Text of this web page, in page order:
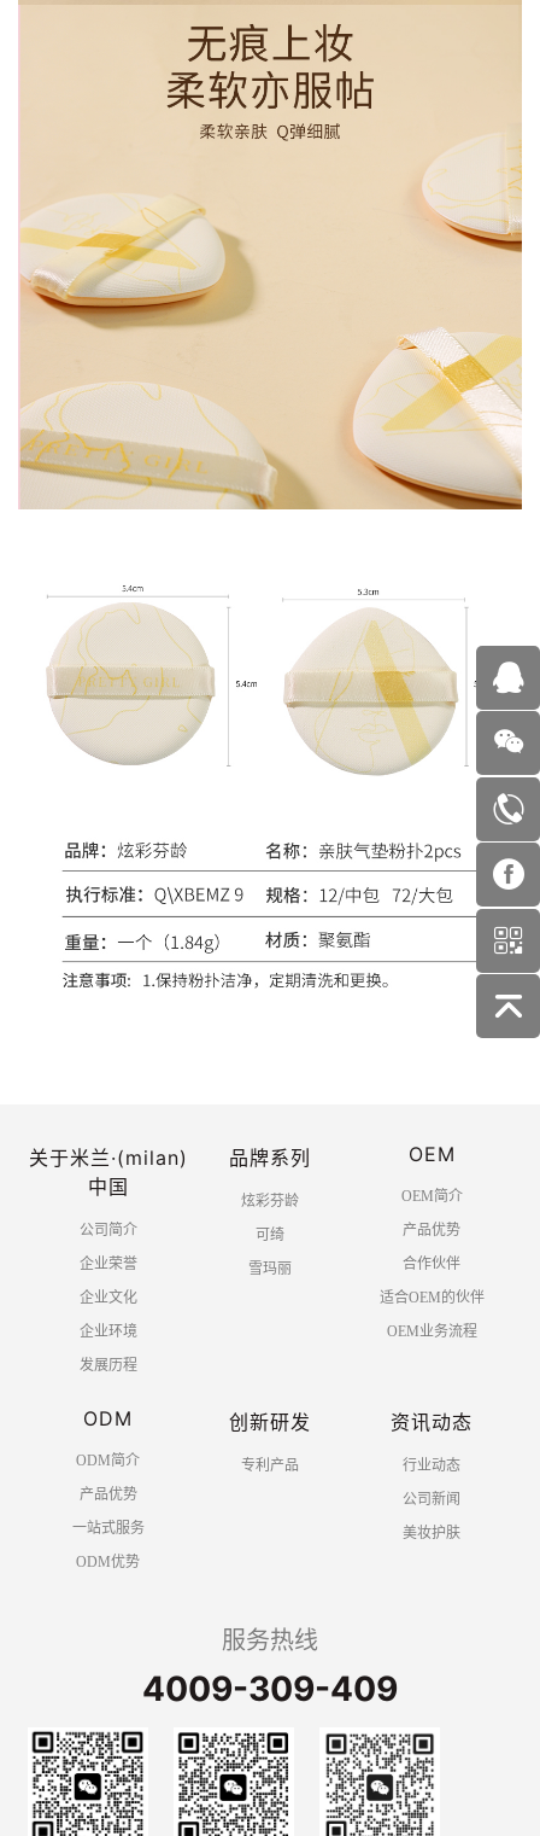
关于米兰·(milan)
中国
公司简介
企业荣誉
企业文化
企业环境
发展历程
品牌系列
炫彩芬龄
可绮
雪玛丽
OEM
OEM简介
产品优势
合作伙伴
适合OEM的伙伴
OEM业务流程
ODM
ODM简介
产品优势
一站式服务
ODM优势
创新研发
专利产品
资讯动态
行业动态
公司新闻
美妆护肤
服务热线
4009-309-409